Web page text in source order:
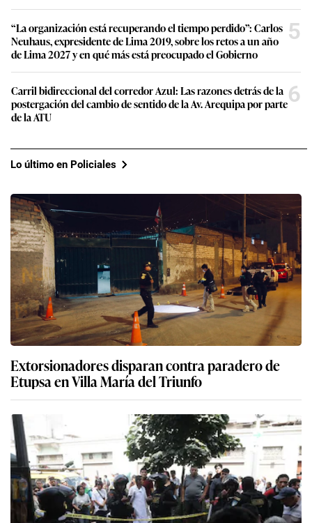
“La organización está recuperando el tiempo perdido”: Carlos
Neuhaus, expresidente de Lima 2019, sobre los retos a un año
de Lima 2027 y en qué más está preocupado el Gobierno
5
Carril bidireccional del corredor Azul: Las razones detrás de la
postergación del cambio de sentido de la Av. Arequipa por parte
de la ATU
6
Lo último en Policiales
Extorsionadores disparan contra paradero de
Etupsa en Villa María del Triunfo